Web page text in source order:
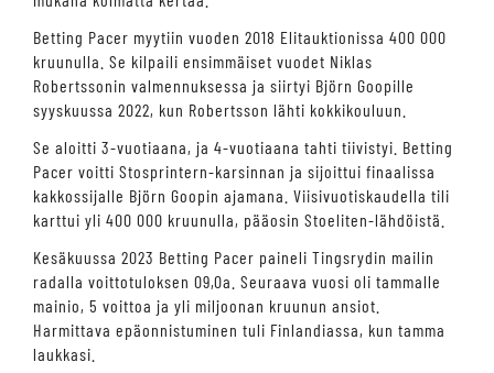
Betting Pacer myytiin vuoden 2018 Elitauktionissa 400 000
kruunulla. Se kilpaili ensimmäiset vuodet Niklas
Robertssonin valmennuksessa ja siirtyi Björn Goopille
syyskuussa 2022, kun Robertsson lähti kokkikouluun.
Se aloitti 3-vuotiaana, ja 4-vuotiaana tahti tiivistyi. Betting
Pacer voitti Stosprintern-karsinnan ja sijoittui finaalissa
kakkossijalle Björn Goopin ajamana. Viisivuotiskaudella tili
karttui yli 400 000 kruunulla, pääosin Stoeliten-lähdöistä.
Kesäkuussa 2023 Betting Pacer paineli Tingsrydin mailin
radalla voittotuloksen 09,0a. Seuraava vuosi oli tammalle
mainio, 5 voittoa ja yli miljoonan kruunun ansiot.
Harmittava epäonnistuminen tuli Finlandiassa, kun tamma
laukkasi.